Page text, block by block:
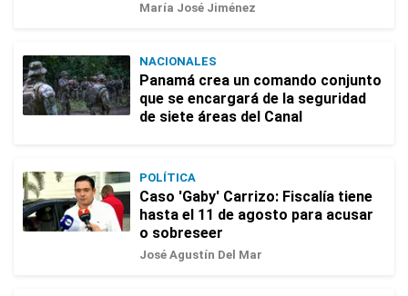
María José Jiménez
NACIONALES
Panamá crea un comando conjunto
que se encargará de la seguridad
de siete áreas del Canal
POLÍTICA
Caso 'Gaby' Carrizo: Fiscalía tiene
hasta el 11 de agosto para acusar
o sobreseer
José Agustín Del Mar